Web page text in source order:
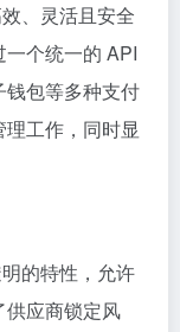
、灵活且安全
个统一的 API
包等多种支付
工作，同时显
的特性，允许
供应商锁定风